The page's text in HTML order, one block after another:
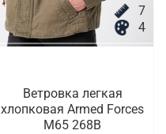
7
4
Ветровка легкая
хлопковая Armed Forces
M65 268B